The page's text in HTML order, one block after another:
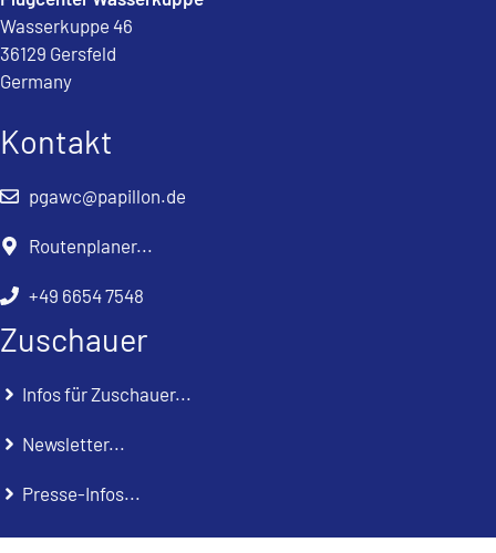
Wasserkuppe 46
36129 Gersfeld
Germany
Kontakt
pgawc@papillon.de
Routenplaner...
+49 6654 7548
Zuschauer
Infos für Zuschauer...
Newsletter...
Presse-Infos...